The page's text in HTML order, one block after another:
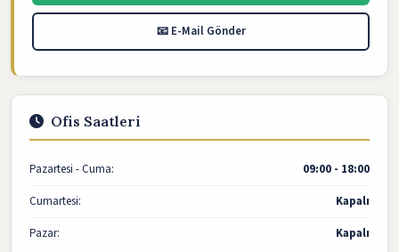
📧 E-Mail Gönder
Ofis Saatleri
Pazartesi - Cuma:
09:00 - 18:00
Cumartesi:
Kapalı
Pazar:
Kapalı